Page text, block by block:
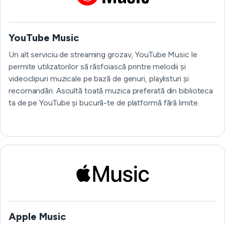
YouTube Music
Un alt serviciu de streaming grozav, YouTube Music le
permite utilizatorilor să răsfoiască printre melodii și
videoclipuri muzicale pe bază de genuri, playlisturi și
recomandări. Ascultă toată muzica preferată din biblioteca
ta de pe YouTube și bucură-te de platformă fără limite.
Apple Music